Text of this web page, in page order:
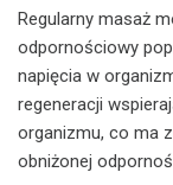
Regularny masaż
odpornościowy
napięcia w
regeneracji
organizmu, co ma
obniżonej